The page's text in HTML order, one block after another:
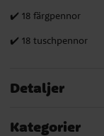
✔️ 18 färgpennor
✔️ 18 tuschpennor
Detaljer
Kategorier